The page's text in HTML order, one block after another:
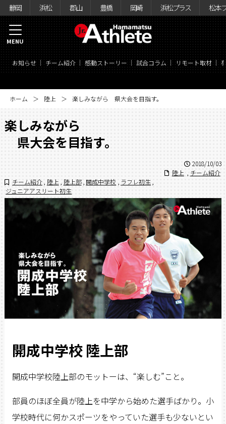
静岡 浜松 郡山 豊橋 岡崎 浜松プラス 松本
お知らせ チーム紹介 感動ストーリー 試合コラム リモート取材
MENU
ホーム 陸上 楽しみながら 県大会を目指す。
楽しみながら
県大会を目指す。
2018/10/03
陸上
チーム紹介
チーム紹介 , 陸上 , 陸上部 開成中学校 , ラフレ初生 ,
ジュニアアスリート初生
開成中学校 陸上部
開成中学校陸上部のモットーは、“楽しむ”こと。
部員のほぼ全員が陸上を中学から始めた選手ばかり。小
学校時代に何かスポーツをやっていた選手も少ないとい